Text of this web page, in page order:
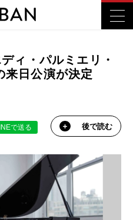
ィ・パルミエリ・
来日公演が決定
で送る 後で読む